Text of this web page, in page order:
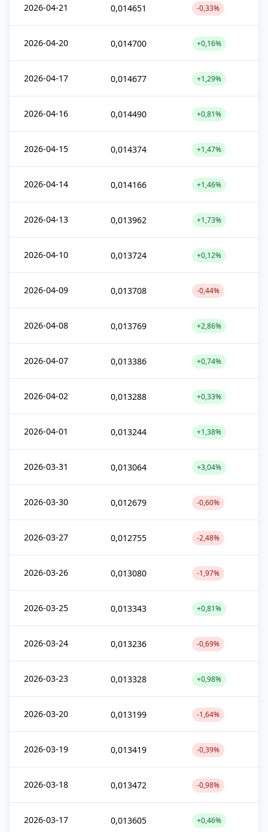
2026-04-21 0,014651 -0,33%
2026-04-20 0,014700 +0,16%
2026-04-17 0,014677 +1,29%
2026-04-16 0,014490 +0,81%
2026-04-15 0,014374 +1,47%
2026-04-14 0,014166 +1,46%
2026-04-13 0,013962 +1,73%
2026-04-10 0,013724 +0,12%
2026-04-09 0,013708 -0,44%
2026-04-08 0,013769 +2,86%
2026-04-07 0,013386 +0,74%
2026-04-02 0,013288 +0,33%
2026-04-01 0,013244 +1,38%
2026-03-31 0,013064 +3,04%
2026-03-30 0,012679 -0,60%
2026-03-27 0,012755 -2,48%
2026-03-26 0,013080 -1,97%
2026-03-25 0,013343 +0,81%
2026-03-24 0,013236 -0,69%
2026-03-23 0,013328 +0,98%
2026-03-20 0,013199 -1,64%
2026-03-19 0,013419 -0,39%
2026-03-18 0,013472 -0,98%
2026-03-17 0,013605 +0,46%